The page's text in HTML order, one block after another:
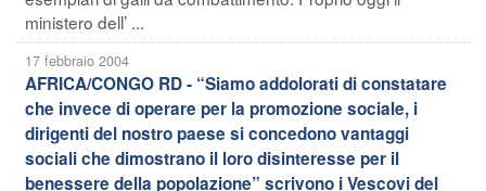
ministero dell’ ...
17 febbraio 2004
AFRICA/CONGO RD - “Siamo addolorati di constatare
che invece di operare per la promozione sociale, i
dirigenti del nostro paese si concedono vantaggi
sociali che dimostrano il loro disinteresse per il
benessere della popolazione” scrivono i Vescovi del